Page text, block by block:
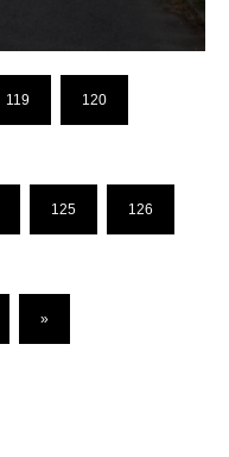
119 120
125 126
»